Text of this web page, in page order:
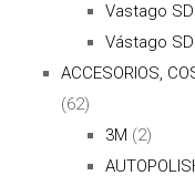
Vastago
Vástago
ACCESORIOS,
(62)
3M (2)